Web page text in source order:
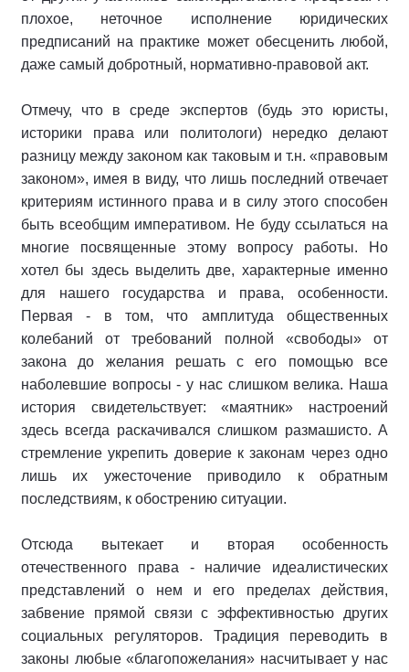
плохое, неточное исполнение юридических
предписаний на практике может обесценить любой,
даже самый добротный, нормативно-правовой акт.
Отмечу, что в среде экспертов (будь это юристы,
историки права или политологи) нередко делают
разницу между законом как таковым и т.н. «правовым
законом», имея в виду, что лишь последний отвечает
критериям истинного права и в силу этого способен
быть всеобщим императивом. Не буду ссылаться на
многие посвященные этому вопросу работы. Но
хотел бы здесь выделить две, характерные именно
для нашего государства и права, особенности.
Первая - в том, что амплитуда общественных
колебаний от требований полной «свободы» от
закона до желания решать с его помощью все
наболевшие вопросы - у нас слишком велика. Наша
история свидетельствует: «маятник» настроений
здесь всегда раскачивался слишком размашисто. А
стремление укрепить доверие к законам через одно
лишь их ужесточение приводило к обратным
последствиям, к обострению ситуации.
Отсюда вытекает и вторая особенность
отечественного права - наличие идеалистических
представлений о нем и его пределах действия,
забвение прямой связи с эффективностью других
социальных регуляторов. Традиция переводить в
законы любые «благопожелания» насчитывает у нас